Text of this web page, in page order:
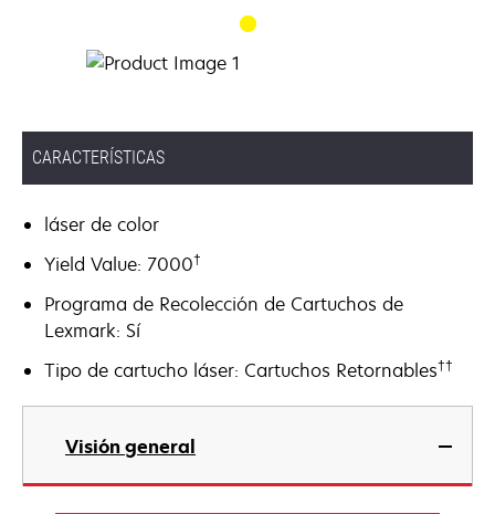
CARACTERÍSTICAS
láser de color
Yield Value: 7000†
Programa de Recolección de Cartuchos de
Lexmark: Sí
Tipo de cartucho láser: Cartuchos Retornables††
Visión general